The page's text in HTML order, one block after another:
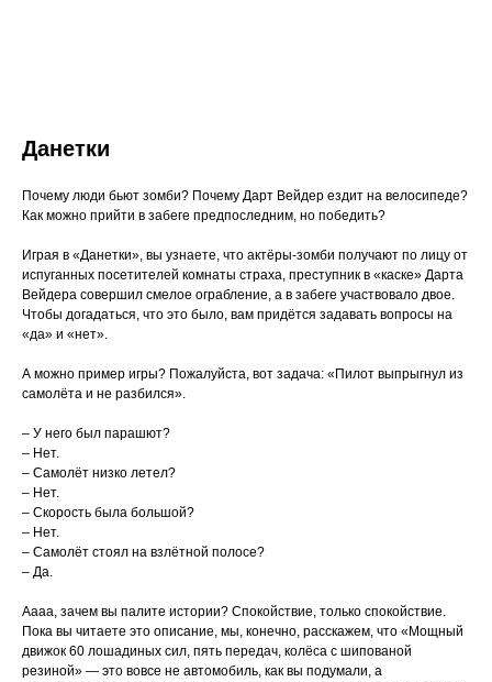
Данетки
Почему люди бьют зомби? Почему Дарт Вейдер ездит на велосипеде?
Как можно прийти в забеге предпоследним, но победить?
Играя в «Данетки», вы узнаете, что актёры-зомби получают по лицу от
испуганных посетителей комнаты страха, преступник в «каске» Дарта
Вейдера совершил смелое ограбление, а в забеге участвовало двое.
Чтобы догадаться, что это было, вам придётся задавать вопросы на
«да» и «нет».
А можно пример игры? Пожалуйста, вот задача: «Пилот выпрыгнул из
самолёта и не разбился».
– У него был парашют?
– Нет.
– Самолёт низко летел?
– Нет.
– Скорость была большой?
– Нет.
– Самолёт стоял на взлётной полосе?
– Да.
Аааа, зачем вы палите истории? Спокойствие, только спокойствие.
Пока вы читаете это описание, мы, конечно, расскажем, что «Мощный
движок 60 лошадиных сил, пять передач, колёса с шипованой
резиной» — это вовсе не автомобиль, как вы подумали, а